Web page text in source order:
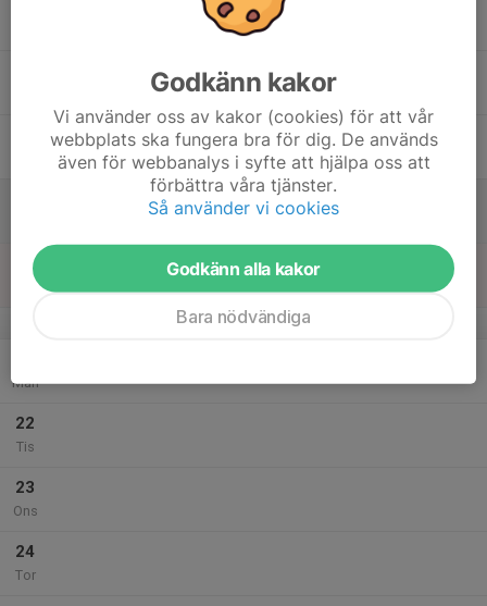
20
Sön
v.47
Mån
22
Tis
23
Ons
24
Tor
Godkänn kakor
Vi använder oss av kakor (cookies) för att vår
webbplats ska fungera bra för dig. De används
även för webbanalys i syfte att hjälpa oss att
förbättra våra tjänster.
Så använder vi cookies
Godkänn alla kakor
Bara nödvändiga